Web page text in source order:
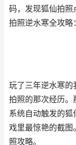
码，发现狐仙拍照
拍照逆水寒全攻略
玩了三年逆水寒的
拍照的那次经历。
系统自动触发的
戏里最惊艳的截图
照攻略。